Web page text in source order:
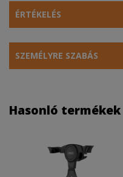
ÉRTÉKELÉS
SZEMÉLYRE SZABÁS
Hasonló termékek